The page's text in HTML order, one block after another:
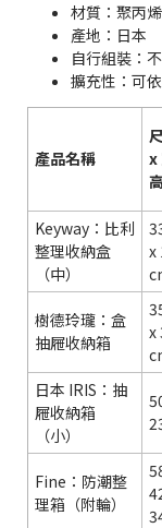
材質：聚丙
產地：日本
自行組裝：
擴充性：可
產品名稱
x
Keyway：比利
整理收納盒
（中）
x
樹德玲瓏：盒
抽屜收納箱
x
日本 IRIS：抽
屜收納箱
（小）
Fine：防潮整
理箱（附輪）